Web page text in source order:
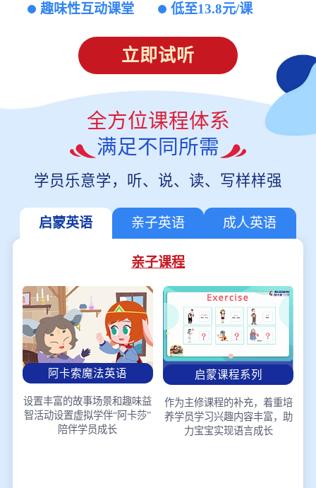
趣味性互动课堂
低至13.8元/课
立即试听
全方位课程体系
满足不同所需
学员乐意学，听、说、读、写样样强
启蒙英语 亲子英语 成人英语
亲子课程
阿卡索魔法英语
设置丰富的故事场景和趣味益
智活动设置虚拟学伴“阿卡莎”
陪伴学员成长
启蒙课程系列
作为主修课程的补充，着重培
养学员学习兴趣内容丰富，助
力宝宝实现语言成长